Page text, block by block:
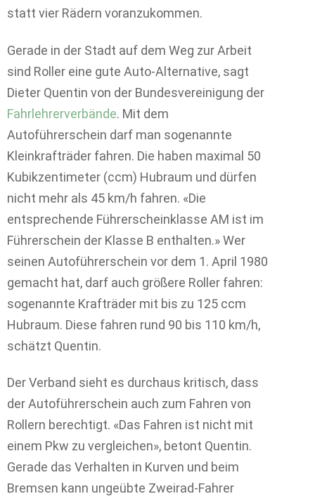
statt vier Rädern voranzukommen.
Gerade in der Stadt auf dem Weg zur Arbeit
sind Roller eine gute Auto-Alternative, sagt
Dieter Quentin von der Bundesvereinigung der
Fahrlehrerverbände. Mit dem
Autoführerschein darf man sogenannte
Kleinkrafträder fahren. Die haben maximal 50
Kubikzentimeter (ccm) Hubraum und dürfen
nicht mehr als 45 km/h fahren. «Die
entsprechende Führerscheinklasse AM ist im
Führerschein der Klasse B enthalten.» Wer
seinen Autoführerschein vor dem 1. April 1980
gemacht hat, darf auch größere Roller fahren:
sogenannte Krafträder mit bis zu 125 ccm
Hubraum. Diese fahren rund 90 bis 110 km/h,
schätzt Quentin.
Der Verband sieht es durchaus kritisch, dass
der Autoführerschein auch zum Fahren von
Rollern berechtigt. «Das Fahren ist nicht mit
einem Pkw zu vergleichen», betont Quentin.
Gerade das Verhalten in Kurven und beim
Bremsen kann ungeübte Zweirad-Fahrer